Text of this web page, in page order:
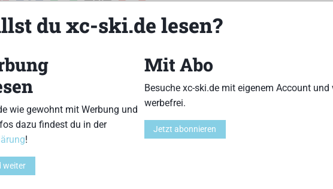
Datenschutz
du xc-ski.de lesen?
wie gewohnt mit Werbung und
dazu findest du in der
!
weiter
Mit Abo
Besuche xc-ski.de mit eigenem Account und
werbefrei.
Jetzt abonnieren